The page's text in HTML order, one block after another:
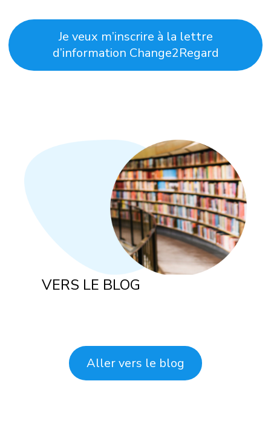
Je veux m’inscrire à la lettre
d’information Change2Regard
VERS LE BLOG
Aller vers le blog